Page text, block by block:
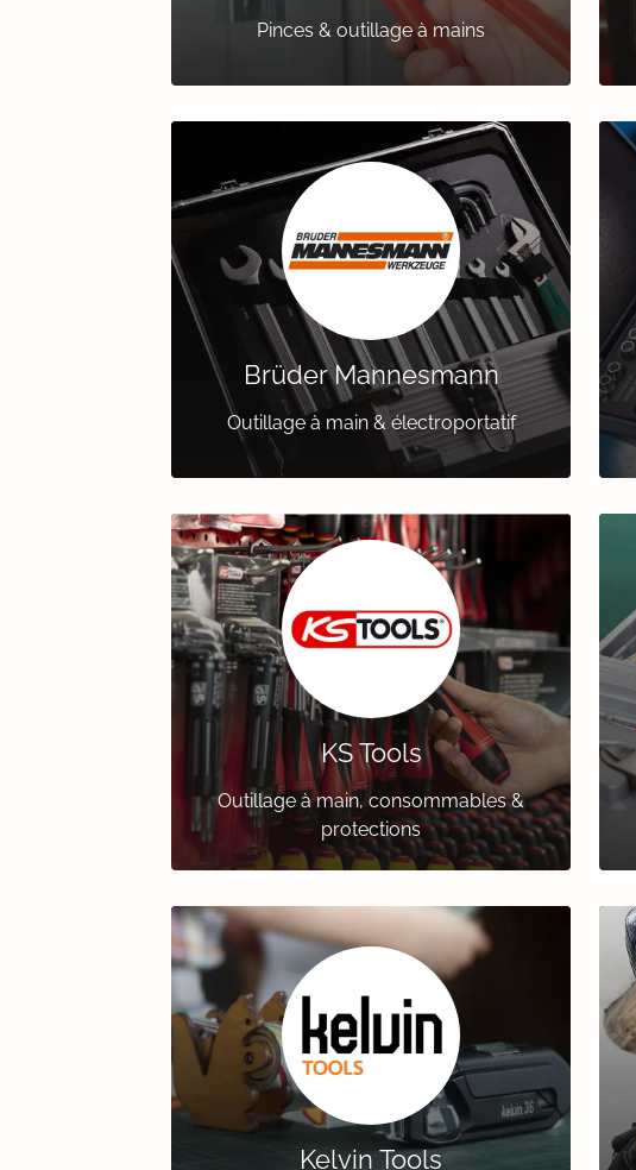
Pinces & outillage à mains
Brüder Mannesmann
Outillage à main & électroportatif
KS Tools
Outillage à main, consommables &
protections
Kelvin Tools